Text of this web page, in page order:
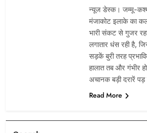
न्यूज डेस्क। जम्मू-
मंजाकोट इलाके का
भारी संकट से गुजर
लगातार धंस रही है,
सड़कें बुरी तरह
हालात तब और गंभीर
अचानक बड़ी दरारें
Read More